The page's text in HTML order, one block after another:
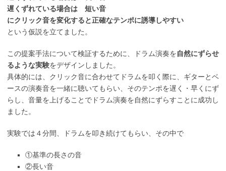
遅くずれている場合は 短い音
にクリック音を変化すると正確なテンポに誘導しやすい
という仮説を立てました。
この提案手法について検証するために、ドラム演奏を自然にずらせ
るような実験をデザインしました。
具体的には、クリック音に合わせてドラムを叩く際に、ギターとベ
ースの演奏音を一緒に聴いてもらい、そのテンポを遅く・早くにず
らし、音量を上げることでドラム演奏を自然にずらすことに成功し
ました。
実験では４分間、ドラムを叩き続けてもらい、その中で
①基準の長さの音
②長い音